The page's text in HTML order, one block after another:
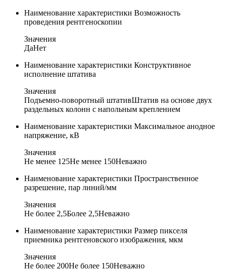
Наименование характеристики Возможность
проведения рентгеноскопии
Значения
ДаНет
Наименование характеристики Конструктивное
исполнение штатива
Значения
Подъемно-поворотный штативШтатив на основе двух
раздельных колонн с напольным креплением
Наименование характеристики Максимальное анодное
напряжение, кВ
Значения
Не менее 125Не менее 150Неважно
Наименование характеристики Пространственное
разрешение, пар линий/мм
Значения
Не более 2,5Более 2,5Неважно
Наименование характеристики Размер пикселя
приемника рентгеновского изображения, мкм
Значения
Не более 200Не более 150Неважно